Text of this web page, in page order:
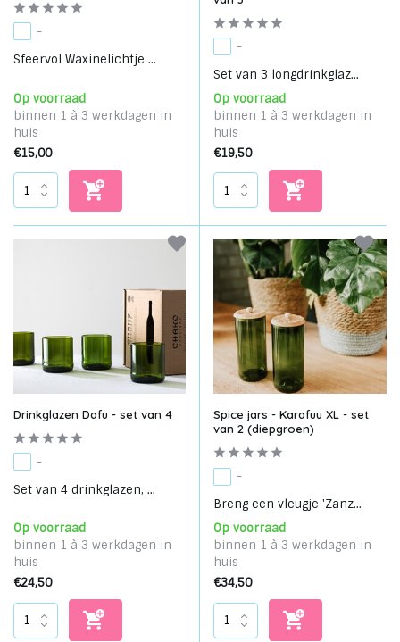
-
Sfeervol Waxinelichtje ...
Op voorraad
binnen 1 à 3 werkdagen in
huis
€15,00
-
Set van 3 longdrinkglaz...
Op voorraad
binnen 1 à 3 werkdagen in
huis
€19,50
Drinkglazen Dafu - set van 4
-
Set van 4 drinkglazen, ...
Op voorraad
binnen 1 à 3 werkdagen in
huis
€24,50
Spice jars - Karafuu XL - set
van 2 (diepgroen)
-
Breng een vleugje 'Zanz...
Op voorraad
binnen 1 à 3 werkdagen in
huis
€34,50